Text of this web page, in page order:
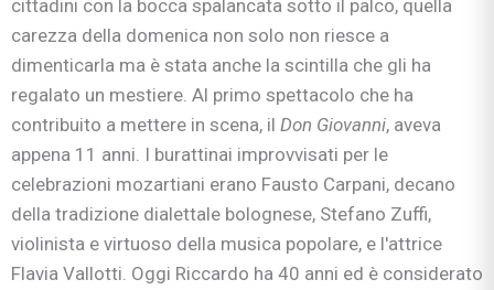
cittadini con la bocca spalancata sotto il palco, quella
carezza della domenica non solo non riesce a
dimenticarla ma è stata anche la scintilla che gli ha
regalato un mestiere. Al primo spettacolo che ha
contribuito a mettere in scena, il Don Giovanni, aveva
appena 11 anni. I burattinai improvvisati per le
celebrazioni mozartiani erano Fausto Carpani, decano
della tradizione dialettale bolognese, Stefano Zuffi,
violinista e virtuoso della musica popolare, e l'attrice
Flavia Vallotti. Oggi Riccardo ha 40 anni ed è considerato